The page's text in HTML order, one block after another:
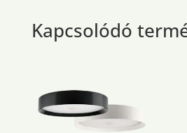
Kapcsolódó